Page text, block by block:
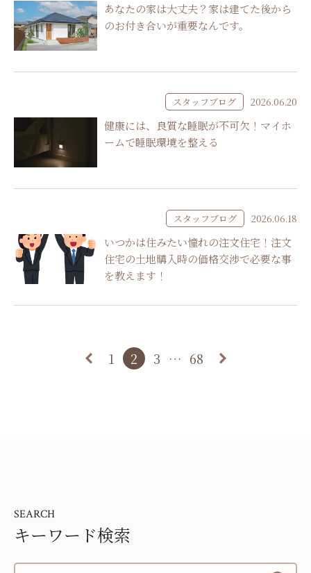
あなたの家は大丈夫？家は建てた後から
のお付き合いが重要なんです。
スタッフブログ 2026.06.20
健康には、良質な睡眠が不可欠！マイホ
ームで睡眠環境を整える
スタッフブログ 2026.06.18
いつかは住みたい憧れの注文住宅！注文
住宅の土地購入時の価格交渉で必要な事
を教えます！
1 2 3 … 68
SEARCH
キーワード検索